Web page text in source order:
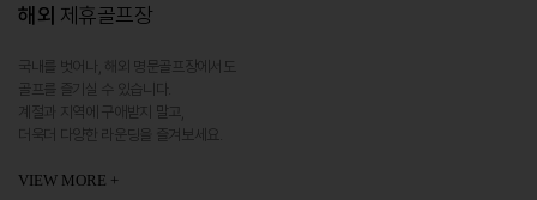
해외 제휴골프장
국내를 벗어나, 해외 명문골프장에서도
골프를 즐기실 수 있습니다.
계절과 지역에 구애받지 말고,
더욱더 다양한 라운딩을 즐겨보세요.
VIEW MORE +